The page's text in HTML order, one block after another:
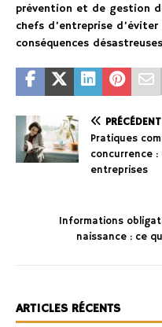
prévention et de gestion
chefs d’entreprise
conséquences
PRÉCÉDENT
Pratiques
concurrence
entreprises
Informations
naissance : ce
ARTICLES RÉCENTS